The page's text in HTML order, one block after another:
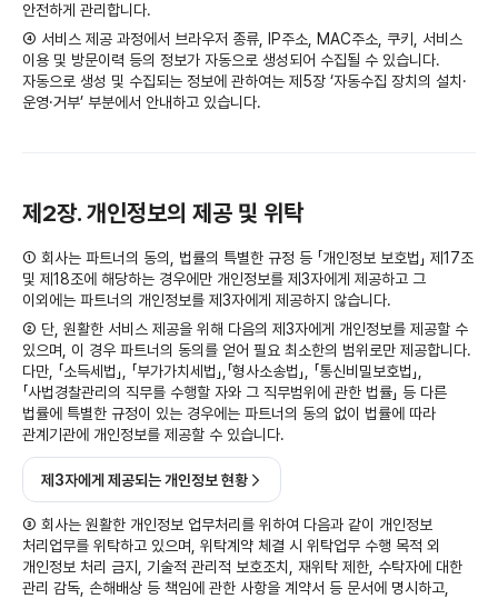
안전하게 관리합니다.
④ 서비스 제공 과정에서 브라우저 종류, IP주소, MAC주소, 쿠키, 서비스
이용 및 방문이력 등의 정보가 자동으로 생성되어 수집될 수 있습니다.
자동으로 생성 및 수집되는 정보에 관하여는 제5장 ‘자동수집 장치의 설치·
운영·거부’ 부분에서 안내하고 있습니다.
제2장. 개인정보의 제공 및 위탁
① 회사는 파트너의 동의, 법률의 특별한 규정 등 「개인정보 보호법」 제17조
및 제18조에 해당하는 경우에만 개인정보를 제3자에게 제공하고 그
이외에는 파트너의 개인정보를 제3자에게 제공하지 않습니다.
② 단, 원활한 서비스 제공을 위해 다음의 제3자에게 개인정보를 제공할 수
있으며, 이 경우 파트너의 동의를 얻어 필요 최소한의 범위로만 제공합니다.
다만, 「소득세법」, 「부가가치세법」,「형사소송법」, 「통신비밀보호법」,
「사법경찰관리의 직무를 수행할 자와 그 직무범위에 관한 법률」 등 다른
법률에 특별한 규정이 있는 경우에는 파트너의 동의 없이 법률에 따라
관계기관에 개인정보를 제공할 수 있습니다.
제3자에게 제공되는 개인정보 현황
③ 회사는 원활한 개인정보 업무처리를 위하여 다음과 같이 개인정보
처리업무를 위탁하고 있으며, 위탁계약 체결 시 위탁업무 수행 목적 외
개인정보 처리 금지, 기술적 관리적 보호조치, 재위탁 제한, 수탁자에 대한
관리 감독, 손해배상 등 책임에 관한 사항을 계약서 등 문서에 명시하고,